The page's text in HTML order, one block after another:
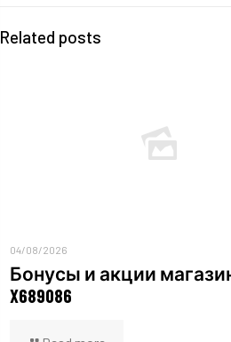
Related posts
04/08/2026
Бонусы и акции
X689086